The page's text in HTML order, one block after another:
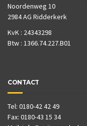
Noordenweg 10
2984 AG Ridderkerk
KvK : 24343298
Btw : 1366.74.227.B01
CONTACT
Tel: 0180-42 42 49
Fax: 0180-43 15 34